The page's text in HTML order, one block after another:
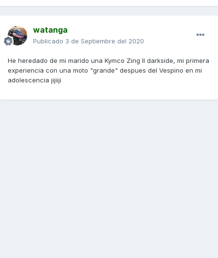
watanga
Publicado 3 de Septiembre del 2020
He heredado de mi marido una Kymco Zing II darkside, mi primera
experiencia con una moto "grande" despues del Vespino en mi
adolescencia jijiiji